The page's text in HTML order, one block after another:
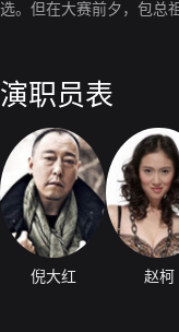
选。但在大赛前夕，包总
演职员表
倪大红 赵柯